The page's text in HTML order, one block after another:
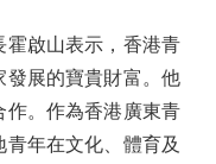
啟山表示，香港青
發展的寶貴財富。他
作。作為香港廣東青
年在文化、體育及